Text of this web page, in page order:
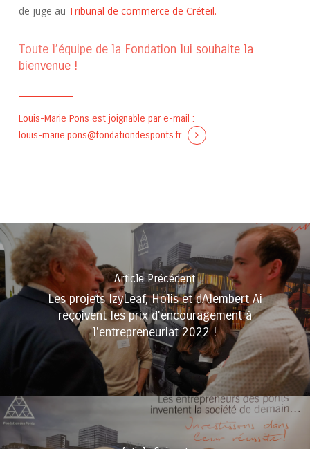
de juge au Tribunal de commerce de Créteil.
Toute l’équipe de la Fondation lui souhaite la
bienvenue !
Louis-Marie Pons est joignable par e-mail :
louis-marie.pons@fondationdesponts.fr
Article Précédent
Les projets IzyLeaf, Holis et dAlembert Ai
reçoivent les prix d'encouragement à
l'entrepreneuriat 2022 !